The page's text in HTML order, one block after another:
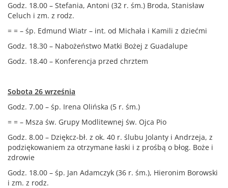
Godz. 18.00 – Stefania, Antoni (32 r. śm.) Broda, Stanisław
Celuch i zm. z rodz.
= = – śp. Edmund Wiatr – int. od Michała i Kamili z dziećmi
Godz. 18.30 – Nabożeństwo Matki Bożej z Guadalupe
Godz. 18.40 – Konferencja przed chrztem
Sobota 26 września
Godz. 7.00 – śp. Irena Olińska (5 r. śm.)
= = – Msza św. Grupy Modlitewnej św. Ojca Pio
Godz. 8.00 – Dziękcz-bł. z ok. 40 r. ślubu Jolanty i Andrzeja, z
podziękowaniem za otrzymane łaski i z prośbą o błog. Boże i
zdrowie
Godz. 18.00 – śp. Jan Adamczyk (36 r. śm.), Hieronim Borowski
i zm. z rodz.